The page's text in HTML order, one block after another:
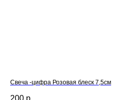
Свеча -цифра Розовая блеск 7,5см